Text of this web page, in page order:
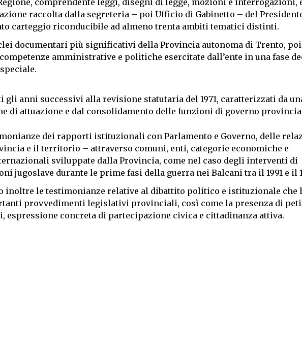
comprendente leggi, disegni di legge, mozioni e interrogazioni,
raccolta dalla segreteria – poi Ufficio di Gabinetto – del
carteggio riconducibile ad almeno trenta ambiti tematici distinti.
documentari più significativi della Provincia autonoma di Trento,
amministrative e politiche esercitate dall’ente in una fase
anni successivi alla revisione statutaria del 1971, caratterizzati da
di attuazione e dal consolidamento delle funzioni di governo
dei rapporti istituzionali con Parlamento e Governo, delle
e il territorio – attraverso comuni, enti, categorie economiche e
sviluppate dalla Provincia, come nel caso degli interventi di
jugoslave durante le prime fasi della guerra nei Balcani tra il 1991 e il
le testimonianze relative al dibattito politico e istituzionale che
provvedimenti legislativi provinciali, così come la presenza di
espressione concreta di partecipazione civica e cittadinanza attiva.